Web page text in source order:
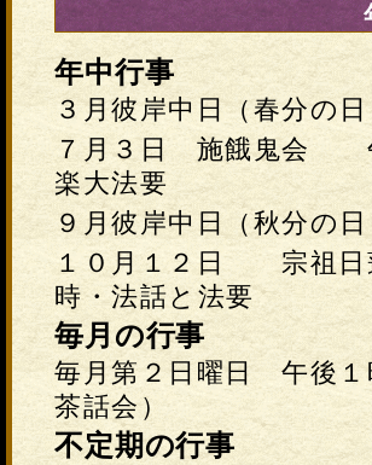
年中行事
３月彼岸中日（春分の
７月３日 施餓鬼会 午
楽大法要
９月彼岸中日（秋分の
１０月１２日 宗祖
時・法話と法要
毎月の行事
毎月第２日曜日 午後１
茶話会）
不定期の行事